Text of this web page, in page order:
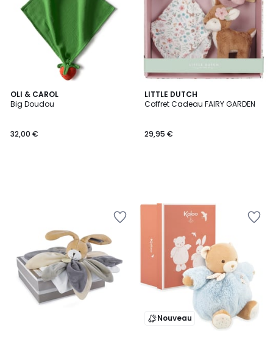
OLI & CAROL
Big Doudou
32,00 €
LITTLE DUTCH
Coffret Cadeau FAIRY GARDEN
29,95 €
Nouveau